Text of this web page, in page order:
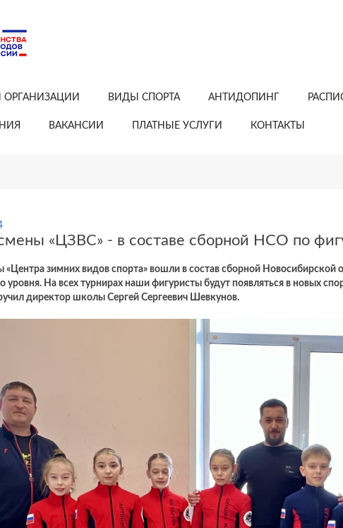
ОРГАНИЗАЦИИ ВИДЫ СПОРТА АНТИДОПИНГ
ВАКАНСИИ ПЛАТНЫЕ УСЛУГИ КОНТАКТЫ
«ЦЗВС» - в составе сборной НСО по
«Центра зимних видов спорта» вошли в состав сборной Новосибирской
уровня. На всех турнирах наши фигуристы будут появляться в новых
директор школы Сергей Сергеевич Шевкунов.